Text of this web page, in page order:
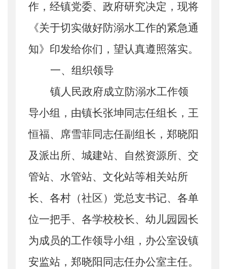
作，经镇党委、政府研究决定，现将
《关于切实做好防溺水工作的紧急通
知》印发给你们，望认真遵照落实。
一、组织领导
镇人民政府成立防溺水工作领
导小组，由镇长张坤同志任组长， 王
恒福、 席雪菲同志任副组长， 郑晓阳
及派出所、城建站、自然资源所、交
管站、水管站、文化站等相关站所
长、 各村（社区） 党总支书记、各单
位一把手、各学校校长、幼儿园园长
为成员的工作领导小组，办公室设镇
安监站，郑晓阳同志任办公室主任。